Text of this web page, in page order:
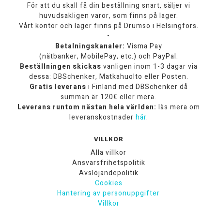
För att du skall få din beställning snart, säljer vi
huvudsakligen varor, som finns på lager.
Vårt kontor och lager finns på Drumsö i Helsingfors.
•
Betalningskanaler: Visma Pay
(nätbanker, MobilePay, etc.) och PayPal.
Beställningen skickas vanligen inom 1-3 dagar via
dessa: DBSchenker, Matkahuolto eller Posten.
Gratis leverans i Finland med DBSchenker då
summan är 120€ eller mera.
Leverans runtom nästan hela världen: läs mera om
leveranskostnader här.
VILLKOR
Alla villkor
Ansvarsfrihetspolitik
Avslöjandepolitik
Cookies
Hantering av personuppgifter
Villkor